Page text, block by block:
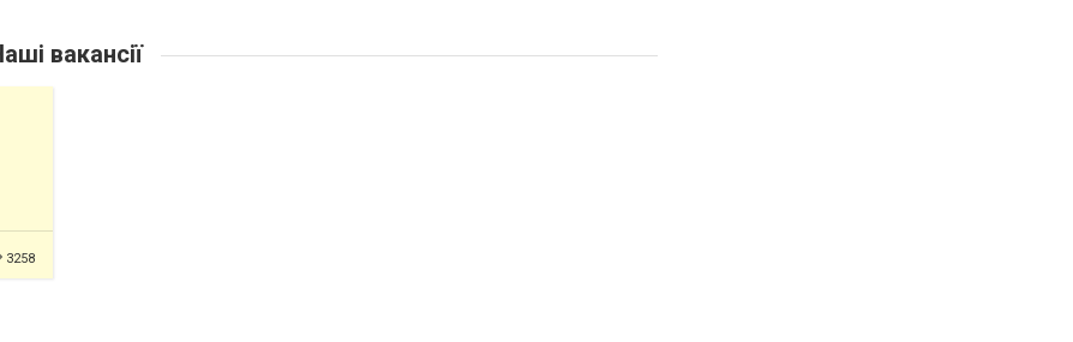
вакансії
3258